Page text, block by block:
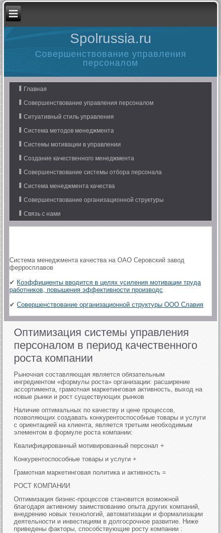
Spolrussia.ru
Совершенствование управления
персоналом
Главная
Совершенствование управления персоналом
Ситуативный стиль управления
Система методов менеджмента
Системы мотивации в управлении
Создание качественного менеджмента
Совершенствование системы отбора персонала
Система менеджмента качества
Совершенствование организационной структуры
Связь с нами
Система менеджмента качества на ОАО Серовский завод
ферросплавов
✔ Коэффициенты вводится в целях усиления мотивации труда
работников, повышения эффективности производс
✔Совершенствование организационной структуры ООО Славия
Оптимизация системы управления
персоналом в период качественного
роста компании
Рыночная составляющая является обязательным
ингредиентом «формулы роста» организации: расширение
ассортимента, грамотная маркетинговая активность, выход на
новые рынки и рост существующих рынков
Наличие оптимальных по качеству и цене процессов,
позволяющих создавать конкурентоспособные товары и услуги
с ориентацией на клиента, является третьим необходимым
элементом в формуле роста компании:
Квалифицированный мотивированный персонал +
Конкурентоспособные товары и услуги +
Грамотная маркетинговая политика и активность =
РОСТ КОМПАНИИ
Оптимизация бизнес-процессов становится возможной
благодаря активному заимствованию опыта других компаний,
внедрению новых технологий, автоматизации и формализации
деятельности и инвестициям в долгосрочное развитие. Ниже
приведены факторы, способствующие росту компании :